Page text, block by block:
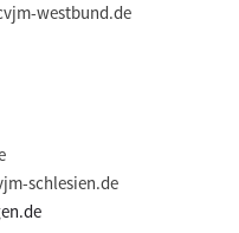
westbund.de
schlesien.de